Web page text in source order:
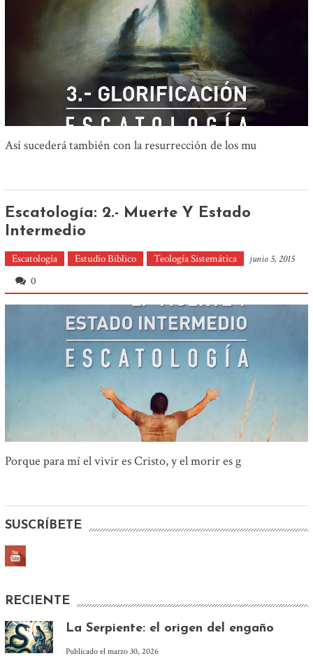
Así sucederá también con la resurrección de los mu
Escatología: 2.- Muerte Y Estado
Intermedio
Escatología Estudio Biblico Teología Sistemática junio 5, 2015
0
Porque para mí el vivir es Cristo, y el morir es g
SUSCRÍBETE
RECIENTE
La Serpiente: el origen del engaño
Publicado el marzo 30, 2026